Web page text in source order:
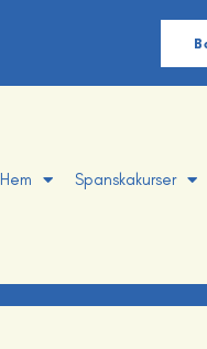
Hem Spanskakurser